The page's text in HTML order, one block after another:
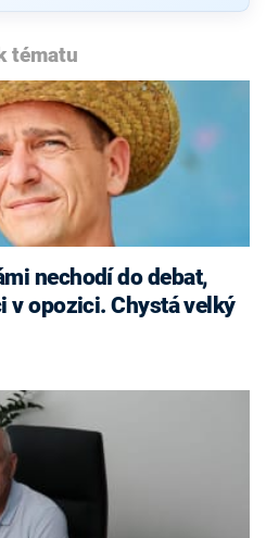
tématu
nechodí do debat,
v opozici. Chystá velký